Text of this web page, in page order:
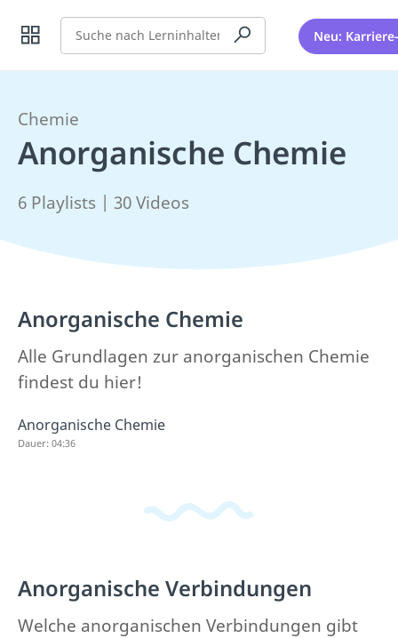
Suche Neu:
Chemie
Anorganische Chemie
6 Playlists | 30 Videos
Anorganische Chemie
Alle Grundlagen zur anorganischen Chemie
findest du hier!
Anorganische Chemie
Dauer: 04:36
Anorganische Verbindungen
Welche anorganischen Verbindungen gibt